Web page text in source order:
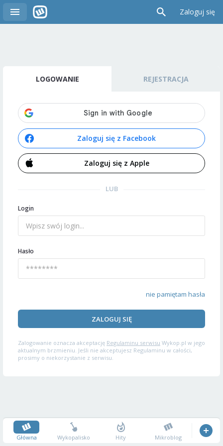
Zaloguj się
LOGOWANIE REJESTRACJA
Zaloguj się z Facebook
Zaloguj się z Apple
LUB
Login
Hasło
nie pamiętam hasła
ZALOGUJ SIĘ
Zalogowanie oznacza akceptację Regulaminu serwisu Wykop.pl w jego
aktualnym brzmieniu. Jeśli nie akceptujesz Regulaminu w całości,
prosimy o niekorzystanie z serwisu.
Główna Wykopalisko Hity Mikroblog